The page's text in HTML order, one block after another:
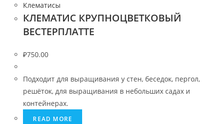
Клематисы
КЛЕМАТИС КРУПНОЦВЕТКОВЫЙ
ВЕСТЕРПЛАТТЕ
₽750.00
Подходит для выращивания у стен, беседок, пергол,
решёток, для выращивания в небольших садах и
контейнерах.
READ MORE